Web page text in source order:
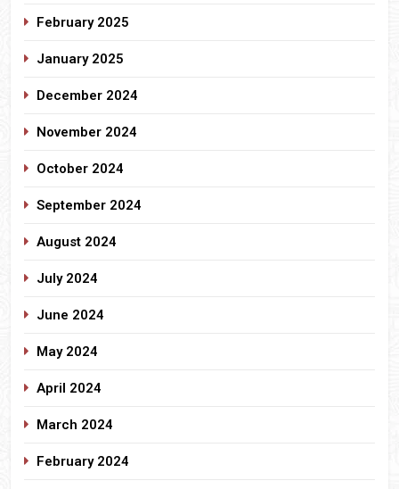
February 2025
January 2025
December 2024
November 2024
October 2024
September 2024
August 2024
July 2024
June 2024
May 2024
April 2024
March 2024
February 2024